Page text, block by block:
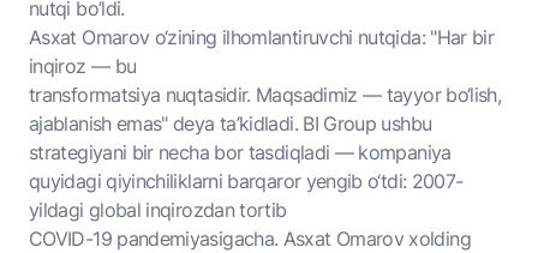
nutqi bo’ldi.
Asxat Omarov o‘zining ilhomlantiruvchi nutqida: "Har bir
inqiroz — bu
transformatsiya nuqtasidir. Maqsadimiz — tayyor bo‘lish,
ajablanish emas" deya ta’kidladi. BI Group ushbu
strategiyani bir necha bor tasdiqladi — kompaniya
quyidagi qiyinchiliklarni barqaror yengib o‘tdi: 2007-
yildagi global inqirozdan tortib
COVID-19 pandemiyasigacha. Asxat Omarov xolding